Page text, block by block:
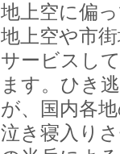
地上空に偏
地上空や市
サービスし
ます。ひき
が、国内各
泣き寝入り